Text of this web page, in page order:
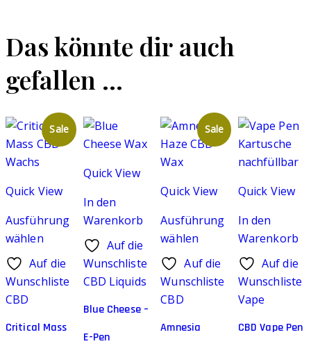
Das könnte dir auch
gefallen …
Sale
Quick View
Ausführung
wählen
Dieses
Produkt
weist
Varianten
Auf die
Wunschliste
CBD
Critical Mass
Quick View
In den
Warenkorb
Auf die
Wunschliste
CBD Liquids
Blue Cheese –
E-Pen
Sale
Quick View
Ausführung
wählen
Dieses
Produkt
weist
Varianten
Auf die
Wunschliste
CBD
Amnesia
Quick View
In den
Warenkorb
Auf die
Wunschliste
Vape
CBD Vape Pen